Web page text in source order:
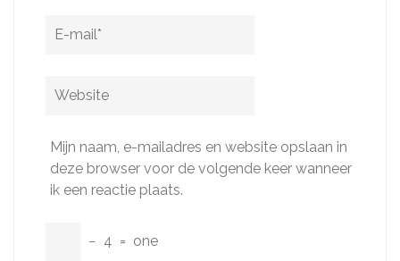
E-
Website
Mijn naam, e-mailadres en website opslaan in
deze browser voor de volgende keer wanneer
ik een reactie plaats.
− 4 = one